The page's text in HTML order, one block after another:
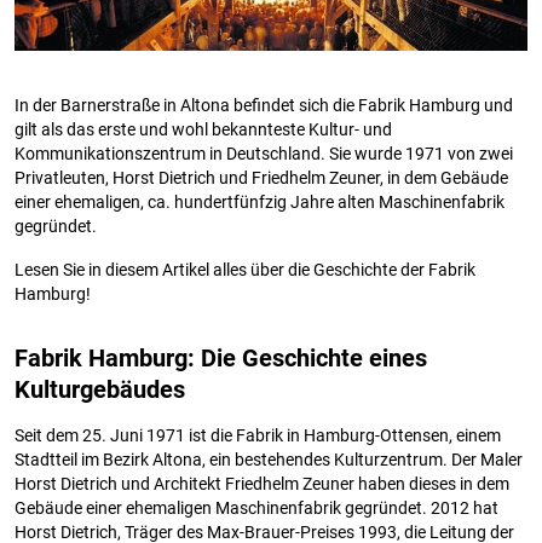
In der Barnerstraße in Altona befindet sich die Fabrik Hamburg und
gilt als das erste und wohl bekannteste Kultur- und
Kommunikationszentrum in Deutschland. Sie wurde 1971 von zwei
Privatleuten, Horst Dietrich und Friedhelm Zeuner, in dem Gebäude
einer ehemaligen, ca. hundertfünfzig Jahre alten Maschinenfabrik
gegründet.
Lesen Sie in diesem Artikel alles über die Geschichte der Fabrik
Hamburg!
Fabrik Hamburg: Die Geschichte eines
Kulturgebäudes
Seit dem 25. Juni 1971 ist die Fabrik in Hamburg-Ottensen, einem
Stadtteil im Bezirk Altona, ein bestehendes Kulturzentrum. Der Maler
Horst Dietrich und Architekt Friedhelm Zeuner haben dieses in dem
Gebäude einer ehemaligen Maschinenfabrik gegründet. 2012 hat
Horst Dietrich, Träger des Max-Brauer-Preises 1993, die Leitung der